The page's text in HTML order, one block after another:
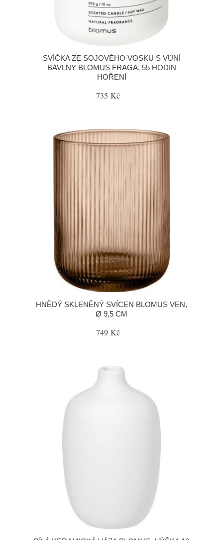
SVÍČKA ZE SOJOVÉHO VOSKU S VŮNÍ
BAVLNY BLOMUS FRAGA, 55 HODIN
HOŘENÍ
735 Kč
HNĚDÝ SKLENĚNÝ SVÍCEN BLOMUS VEN,
Ø 9,5 CM
749 Kč